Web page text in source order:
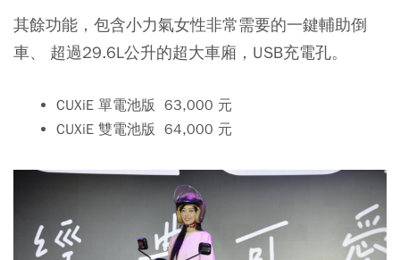
其餘功能，包含小力氣女性非常需要的一鍵輔助倒
車、 超過29.6L公升的超大車廂，USB充電孔。
CUXiE 單電池版 63,000 元
CUXiE 雙電池版 64,000 元